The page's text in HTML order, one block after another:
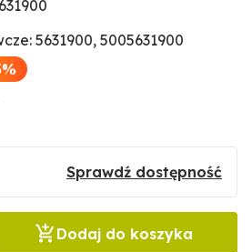
5631900, 5005631900
Sprawdź dostępność
Dodaj do koszyka